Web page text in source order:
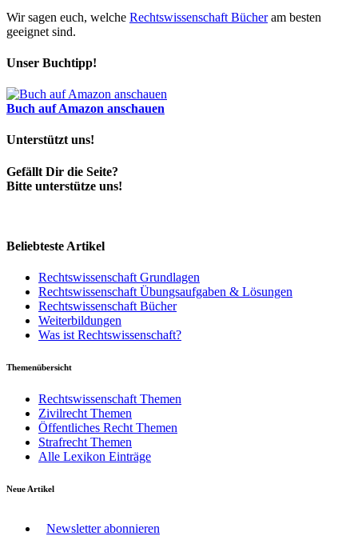
Wir sagen euch, welche Rechtswissenschaft Bücheram besten
geeignet sind.
Unser Buchtipp!
Buch auf Amazon anschauen
Unterstützt uns!
Gefällt Dir die Seite?
Bitte unterstütze uns!
Beliebteste Artikel
Rechtswissenschaft Grundlagen
Rechtswissenschaft Übungsaufgaben & Lösungen
Rechtswissenschaft Bücher
Weiterbildungen
Was ist Rechtswissenschaft?
Themenübersicht
Rechtswissenschaft Themen
Zivilrecht Themen
Öffentliches Recht Themen
Strafrecht Themen
Alle Lexikon Einträge
Neue Artikel
Newsletter abonnieren